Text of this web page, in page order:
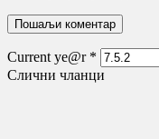
Current ye@r *
Слични чланци